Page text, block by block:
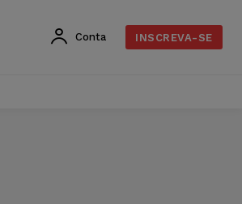
Conta INSCREVA-SE